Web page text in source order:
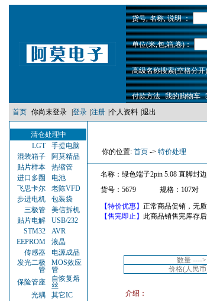
货号, 名称, 说明 ：
单位(米,包,箱,卷)：
高级名称搜索(空格分开
付款方法 我的购物车
首页 你尚末登录 登录 注册 个人资料 退出
清仓处理中
LGT
手提电脑
混装箱子
阿莫精品
贴片样本
热缩管
进口多圈
电池
飞思卡尔
老陈VFD
步进电机
包装袋
三极管
美信拆机
贴片电解
USB/232
STM32
AVR
EEPROM
液晶
传感器
电源成品
发光二极
管
MOS效应
管
保险管座
自恢复熔
丝
光耦
其它IC
你的位置: 首页 -> 特价处理
名称：绿色端子2pin 5.08 直脚封
货号：5679
规格：107对
【特价优惠】 正常商品促销，无质
【售完即止】 此商品销售完库存
数量 ----
价格(人民币,
介绍：